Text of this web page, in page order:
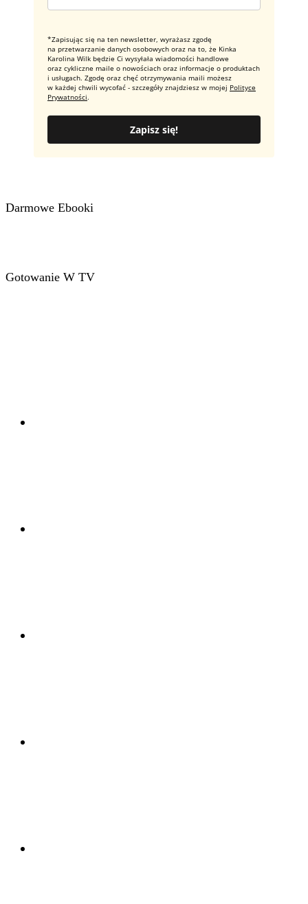
*Zapisując się na ten newsletter, wyrażasz zgodę
na przetwarzanie danych osobowych oraz na to, że Kinka
Karolina Wilk będzie Ci wysyłała wiadomości handlowe
oraz cykliczne maile o nowościach oraz informacje o produktach
i usługach. Zgodę oraz chęć otrzymywania maili możesz
w każdej chwili wycofać - szczegóły znajdziesz w mojej Polityce
Prywatności.
Zapisz się!
Darmowe Ebooki
Gotowanie W TV